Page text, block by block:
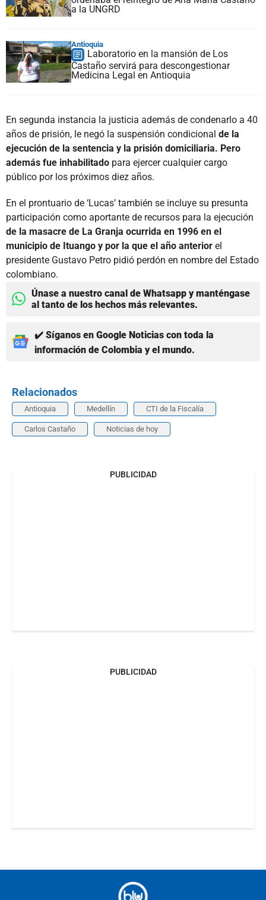
a la UNGRD
Antioquia
Laboratorio en la mansión de Los
Castaño servirá para descongestionar
Medicina Legal en Antioquia
En segunda instancia la justicia además de condenarlo a 40
años de prisión, le negó la suspensión condicional de la
ejecución de la sentencia y la prisión domiciliaria. Pero
además fue inhabilitado para ejercer cualquier cargo
público por los próximos diez años.
En el prontuario de ‘Lucas’ también se incluye su presunta
participación como aportante de recursos para la ejecución
de la masacre de La Granja ocurrida en 1996 en el
municipio de Ituango y por la que el año anterior el
presidente Gustavo Petro pidió perdón en nombre del Estado
colombiano.
Únase a nuestro canal de Whatsapp y manténgase
al tanto de los hechos más relevantes.
✔️ Síganos en Google Noticias con toda la
información de Colombia y el mundo.
Relacionados
Antioquia Medellín CTI de la Fiscalía
Carlos Castaño Noticias de hoy
PUBLICIDAD
PUBLICIDAD